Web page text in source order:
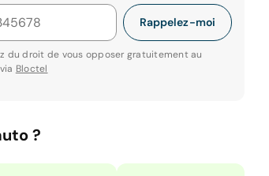
Rappelez-moi
du droit de vous opposer gratuitement au
Bloctel
?